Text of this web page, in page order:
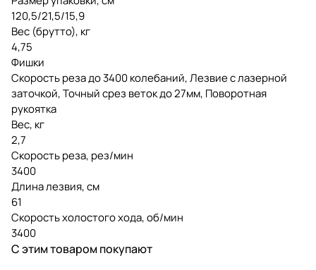
120,5/21,5/15,9
Вес (брутто), кг
4,75
Фишки
Скорость реза до 3400 колебаний, Лезвие с лазерной
заточкой, Точный срез веток до 27мм, Поворотная
рукоятка
Вес, кг
2,7
Скорость реза, рез/мин
3400
Длина лезвия, см
61
Скорость холостого хода, об/мин
3400
С этим товаром покупают